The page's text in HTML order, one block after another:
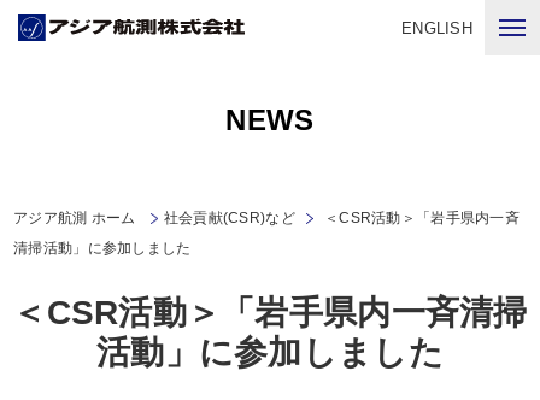
ENGLISH
NEWS
アジア航測 ホーム 社会貢献(CSR)など
＜CSR活動＞「岩手県内一斉
清掃活動」に参加しました
＜CSR活動＞「岩手県内一斉清掃
活動」に参加しました